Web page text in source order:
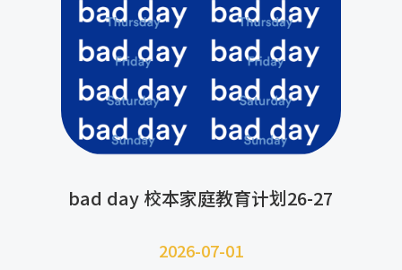
bad day 校本家庭教育计划26-27
2026-07-01